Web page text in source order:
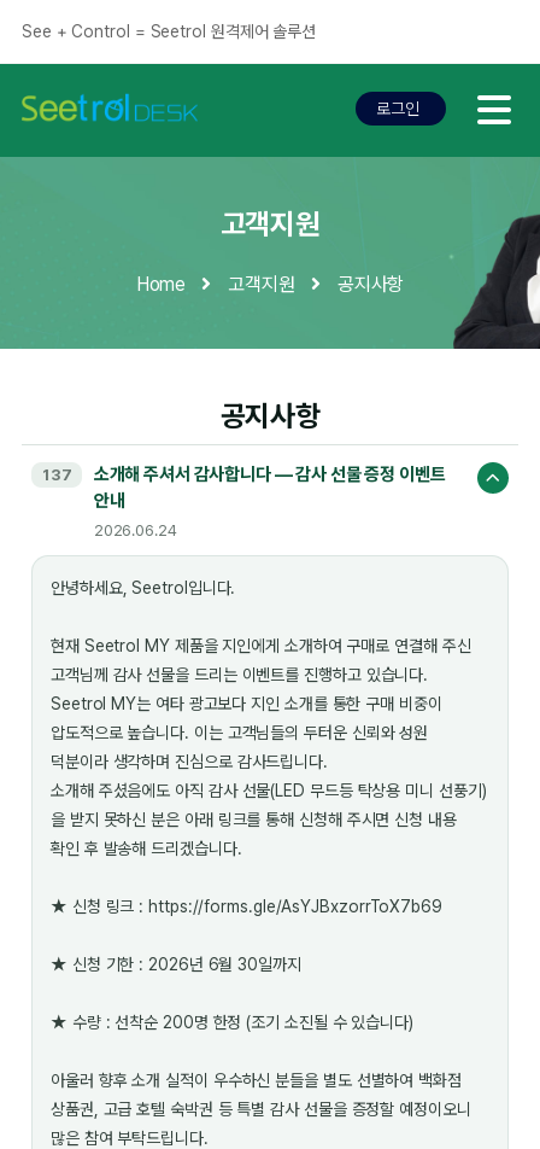
See + Control = Seetrol 원격제어 솔루션
로그인
고객지원
Home 고객지원 공지사항
공지사항
137
소개해 주셔서 감사합니다 — 감사 선물 증정 이벤트
안내
2026.06.24
안녕하세요, Seetrol입니다.
현재 Seetrol MY 제품을 지인에게 소개하여 구매로 연결해 주신
고객님께 감사 선물을 드리는 이벤트를 진행하고 있습니다.
Seetrol MY는 여타 광고보다 지인 소개를 통한 구매 비중이
압도적으로 높습니다. 이는 고객님들의 두터운 신뢰와 성원
덕분이라 생각하며 진심으로 감사드립니다.
소개해 주셨음에도 아직 감사 선물(LED 무드등 탁상용 미니 선풍기)
을 받지 못하신 분은 아래 링크를 통해 신청해 주시면 신청 내용
확인 후 발송해 드리겠습니다.
★ 신청 링크 : https://forms.gle/AsYJBxzorrToX7b69
★ 신청 기한 : 2026년 6월 30일까지
★ 수량 : 선착순 200명 한정 (조기 소진될 수 있습니다)
아울러 향후 소개 실적이 우수하신 분들을 별도 선별하여 백화점
상품권, 고급 호텔 숙박권 등 특별 감사 선물을 증정할 예정이오니
많은 참여 부탁드립니다.